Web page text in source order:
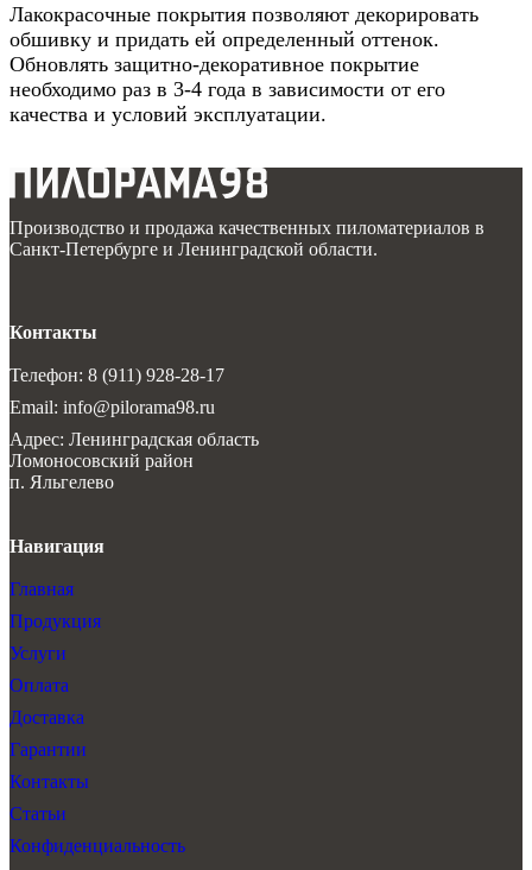
Лакокрасочные покрытия позволяют декорировать
обшивку и придать ей определенный оттенок.
Обновлять защитно-декоративное покрытие
необходимо раз в 3-4 года в зависимости от его
качества и условий эксплуатации.
Производство и продажа качественных пиломатериалов в
Санкт-Петербурге и Ленинградской области.
Контакты
Телефон: 8 (911) 928-28-17
Email: info@pilorama98.ru
Адрес: Ленинградская область
Ломоносовский район
п. Яльгелево
Навигация
Главная
Продукция
Услуги
Оплата
Доставка
Гарантии
Контакты
Статьи
Конфиденциальность